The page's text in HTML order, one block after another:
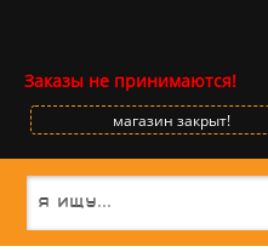
Заказы не принимаются!
магазин закрыт!